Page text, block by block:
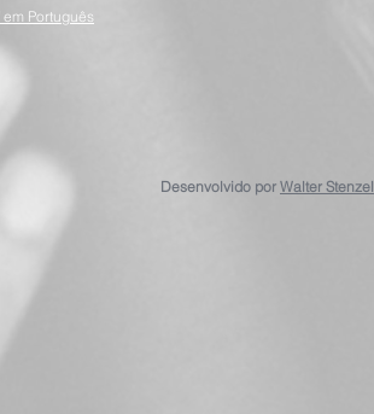
em Português
Desenvolvido por Walter Stenzel